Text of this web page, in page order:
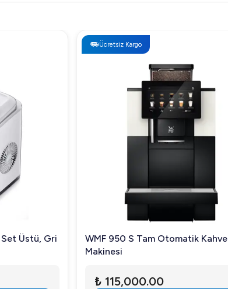
Set Üstü, Gri
Ücretsiz Kargo
WMF 950 S Tam Otomatik Kahve
Makinesi
₺ 115,000.00